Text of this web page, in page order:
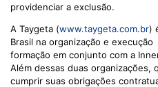
providenciar a exclusão.
A Taygeta (www.taygeta.com.br)
Brasil na organização e
formação em conjunto com a
Além dessas duas organizações,
cumprir suas obrigações